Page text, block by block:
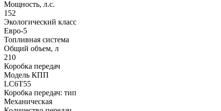
Мощность, л.с.
152
Экологический класс
Евро-5
Топливная система
Общий объем, л
210
Коробка передач
Модель КПП
LC6T55
Коробка передач: тип
Механическая